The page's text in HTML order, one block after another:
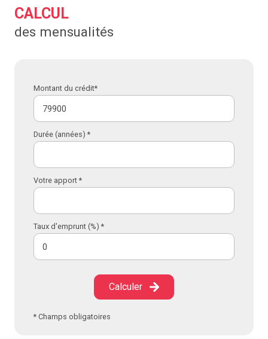
CALCUL
des mensualités
Montant du crédit*
Durée (années) *
Votre apport *
Taux d'emprunt (%) *
Calculer
* Champs obligatoires